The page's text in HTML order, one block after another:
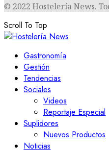
© 2022 Hostelería News.
Scroll To Top
Gastronomía
Gestión
Tendencias
Sociales
Videos
Reportaje Especial
Suplidores
Nuevos Productos
Noticias